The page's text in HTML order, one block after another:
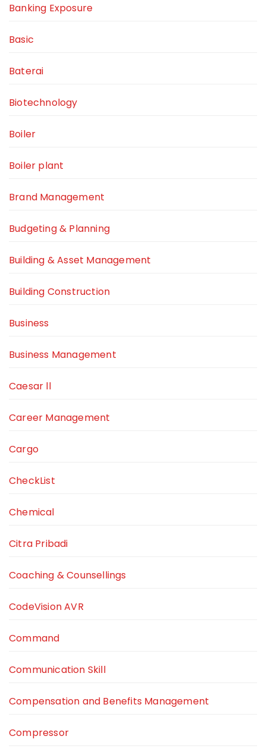
Banking Exposure
Basic
Baterai
Biotechnology
Boiler
Boiler plant
Brand Management
Budgeting & Planning
Building & Asset Management
Building Construction
Business
Business Management
Caesar ll
Career Management
Cargo
CheckList
Chemical
Citra Pribadi
Coaching & Counsellings
CodeVision AVR
Command
Communication Skill
Compensation and Benefits Management
Compressor